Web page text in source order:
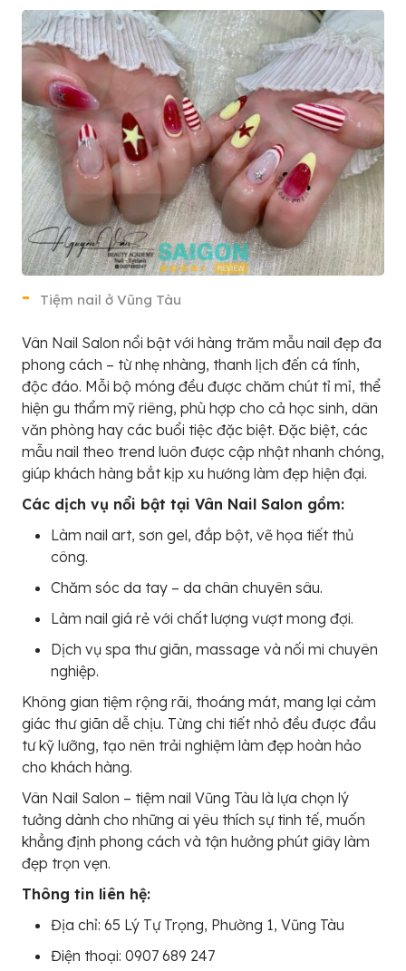
Tiệm nail ở Vũng Tàu
Vân Nail Salon nổi bật với hàng trăm mẫu nail đẹp đa
phong cách – từ nhẹ nhàng, thanh lịch đến cá tính,
độc đáo. Mỗi bộ móng đều được chăm chút tỉ mỉ, thể
hiện gu thẩm mỹ riêng, phù hợp cho cả học sinh, dân
văn phòng hay các buổi tiệc đặc biệt. Đặc biệt, các
mẫu nail theo trend luôn được cập nhật nhanh chóng,
giúp khách hàng bắt kịp xu hướng làm đẹp hiện đại.
Các dịch vụ nổi bật tại Vân Nail Salon gồm:
Làm nail art, sơn gel, đắp bột, vẽ họa tiết thủ
công.
Chăm sóc da tay – da chân chuyên sâu.
Làm nail giá rẻ với chất lượng vượt mong đợi.
Dịch vụ spa thư giãn, massage và nối mi chuyên
nghiệp.
Không gian tiệm rộng rãi, thoáng mát, mang lại cảm
giác thư giãn dễ chịu. Từng chi tiết nhỏ đều được đầu
tư kỹ lưỡng, tạo nên trải nghiệm làm đẹp hoàn hảo
cho khách hàng.
Vân Nail Salon – tiệm nail Vũng Tàu là lựa chọn lý
tưởng dành cho những ai yêu thích sự tinh tế, muốn
khẳng định phong cách và tận hưởng phút giây làm
đẹp trọn vẹn.
Thông tin liên hệ:
Địa chỉ: 65 Lý Tự Trọng, Phường 1, Vũng Tàu
Điện thoại: 0907 689 247